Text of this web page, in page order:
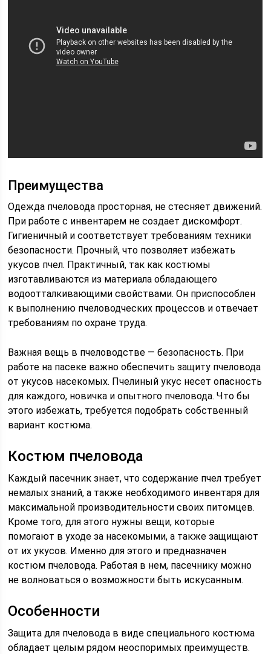
Преимущества
Одежда пчеловода просторная, не стесняет движений.
При работе с инвентарем не создает дискомфорт.
Гигиеничный и соответствует требованиям техники
безопасности. Прочный, что позволяет избежать
укусов пчел. Практичный, так как костюмы
изготавливаются из материала обладающего
водоотталкивающими свойствами. Он приспособлен
к выполнению пчеловодческих процессов и отвечает
требованиям по охране труда.
Важная вещь в пчеловодстве — безопасность. При
работе на пасеке важно обеспечить защиту пчеловода
от укусов насекомых. Пчелиный укус несет опасность
для каждого, новичка и опытного пчеловода. Что бы
этого избежать, требуется подобрать собственный
вариант костюма.
Костюм пчеловода
Каждый пасечник знает, что содержание пчел требует
немалых знаний, а также необходимого инвентаря для
максимальной производительности своих питомцев.
Кроме того, для этого нужны вещи, которые
помогают в уходе за насекомыми, а также защищают
от их укусов. Именно для этого и предназначен
костюм пчеловода. Работая в нем, пасечнику можно
не волноваться о возможности быть искусанным.
Особенности
Защита для пчеловода в виде специального костюма
обладает целым рядом неоспоримых преимуществ.